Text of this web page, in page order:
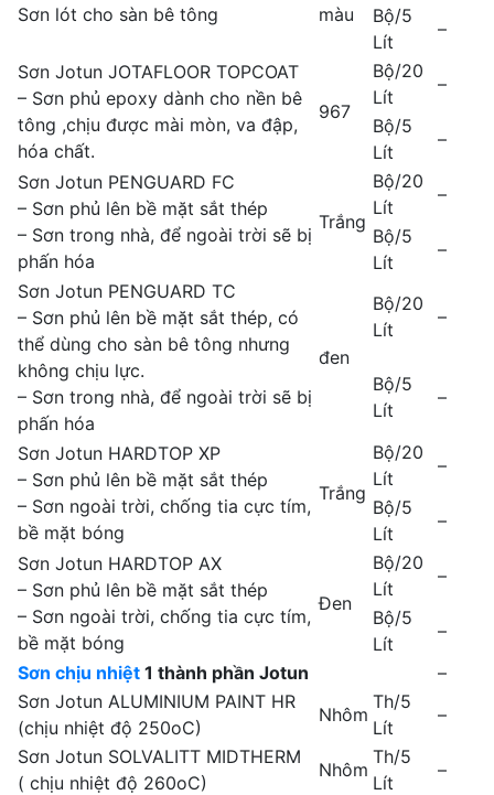
Sơn lót cho sàn bê tông
màu
Bộ/5
Lít
–
Sơn Jotun JOTAFLOOR TOPCOAT
– Sơn phủ epoxy dành cho nền bê
tông ,chịu được mài mòn, va đập,
hóa chất.
967
Bộ/20
Lít
–
Bộ/5
Lít
–
Sơn Jotun PENGUARD FC
– Sơn phủ lên bề mặt sắt thép
– Sơn trong nhà, để ngoài trời sẽ bị
phấn hóa
Trắng
Bộ/20
Lít
–
Bộ/5
Lít
–
Sơn Jotun PENGUARD TC
– Sơn phủ lên bề mặt sắt thép, có
thể dùng cho sàn bê tông nhưng
không chịu lực.
– Sơn trong nhà, để ngoài trời sẽ bị
phấn hóa
đen
Bộ/20
Lít
–
Bộ/5
Lít
–
Sơn Jotun HARDTOP XP
– Sơn phủ lên bề mặt sắt thép
– Sơn ngoài trời, chống tia cực tím,
bề mặt bóng
Trắng
Bộ/20
Lít
–
Bộ/5
Lít
–
Sơn Jotun HARDTOP AX
– Sơn phủ lên bề mặt sắt thép
– Sơn ngoài trời, chống tia cực tím,
bề mặt bóng
Đen
Bộ/20
Lít
–
Bộ/5
Lít
–
Sơn chịu nhiệt 1 thành phần Jotun
–
Sơn Jotun ALUMINIUM PAINT HR
(chịu nhiệt độ 250oC)
Nhôm
Th/5
Lít
–
Sơn Jotun SOLVALITT MIDTHERM
( chịu nhiệt độ 260oC)
Nhôm
Th/5
Lít
–